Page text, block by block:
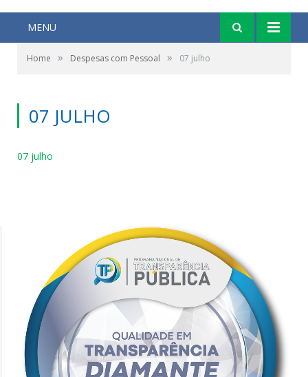
MENU
Home » Despesas com Pessoal » 07 julho
07 JULHO
07 julho